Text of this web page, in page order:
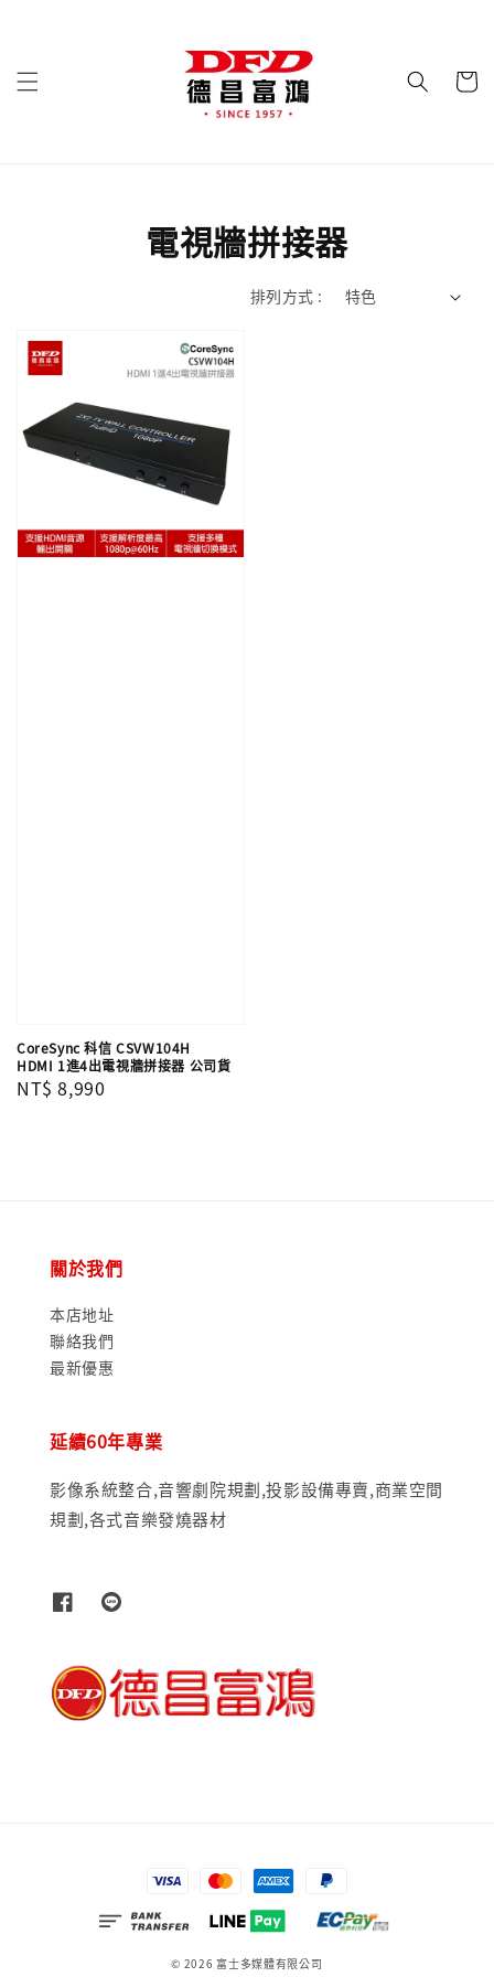
電視牆拼接器
排列方式 :
CoreSync 科信 CSVW104H
HDMI 1進4出電視牆拼接器 公司貨
Regular
NT$ 8,990
關於我們
本店地址
聯絡我們
最新優惠
延續60年專業
影像系統整合,音響劇院規劃,投影設備專賣,商業空間
規劃,各式音樂發燒器材
© 2026 富士多媒體有限公司